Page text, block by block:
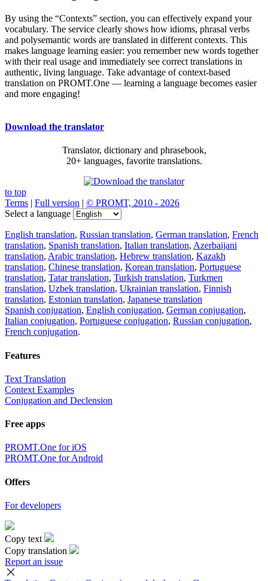
By using the “Contexts” section, you can effectively expand your
vocabulary. The service clearly shows how idioms, phrasal verbs
and polysemantic words are translated in different contexts. This
makes language learning easier: you remember new words together
with their real usage and immediately see correct translations in
authentic, living language. Take advantage of context-based
translation on PROMT.One — learning a language becomes easier
and more engaging!
Download the translator
Translator, dictionary and phrasebook,
20+ languages, favorite translations.
to top
Terms | Full version | © PROMT, 2010 - 2026
Select a language
English translation, Russian translation, German translation, French
translation, Spanish translation, Italian translation, Azerbaijani
translation, Arabic translation, Hebrew translation, Kazakh
translation, Chinese translation, Korean translation, Portuguese
translation, Tatar translation, Turkish translation, Turkmen
translation, Uzbek translation, Ukrainian translation, Finnish
translation, Estonian translation, Japanese translation
Spanish conjugation, English conjugation, German conjugation,
Italian conjugation, Portuguese conjugation, Russian conjugation,
French conjugation.
Features
Text Translation
Context Examples
Conjugation and Declension
Free apps
PROMT.One for iOS
PROMT.One for Android
Offers
For developers
Copy text
Copy translation
Report an issue